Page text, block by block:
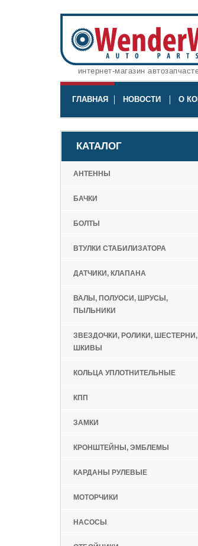
интернет-магазин
ГЛАВНАЯ НОВОСТИ О
КАТАЛОГ
АНТЕННЫ
БАЧКИ
БОЛТЫ
ВТУЛКИ СТАБИЛИЗАТОРА
ДАТЧИКИ, КЛАПАНА
ВАЛЫ, ПОЛУОСИ, ШРУСЫ,
ПЫЛЬНИКИ
ЗВЕЗДОЧКИ, РОЛИКИ, ШЕСТЕРНИ,
ШКИВЫ
КОЛЬЦА УПЛОТНИТЕЛЬНЫЕ
КПП
ЗАМКИ
КРОНШТЕЙНЫ, ЭМБЛЕМЫ
КАРДАНЫ РУЛЕВЫЕ
МОТОРЧИКИ
НАСОСЫ